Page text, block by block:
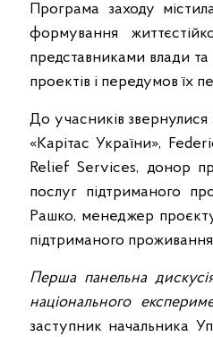
Програма заходу
формування
представниками влади та
проектів і передумов їх
До учасників
«Карітас України»,
Relief Services, донор
послуг підтриманого
Рашко, менеджер проєкту
підтриманого
Перша панельна
національного
заступник начальника